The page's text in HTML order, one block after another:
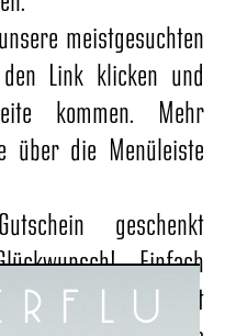
meistgesuchten
Link klicken und
kommen. Mehr
über die Menüleiste
geschenkt
Einfach
und beim Checkout